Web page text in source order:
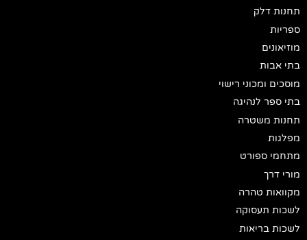
תחנות דלק
ספריות
מוזיאונים
בתי אבות
מוסכים ומכוני רישוי
בתי ספר לנהיגה
תחנות משטרה
מפלגות
מתחמי ספורט
מורי דרך
מקוואות טהרה
לשכות תעסוקה
לשכות בריאות